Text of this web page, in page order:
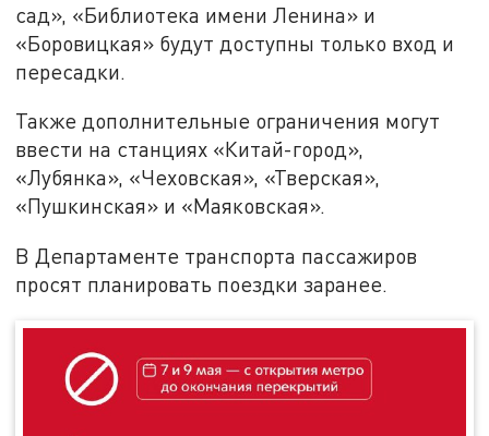
сад», «Библиотека имени Ленина» и
«Боровицкая» будут доступны только вход и
пересадки.
Также дополнительные ограничения могут
ввести на станциях «Китай-город»,
«Лубянка», «Чеховская», «Тверская»,
«Пушкинская» и «Маяковская».
В Департаменте транспорта пассажиров
просят планировать поездки заранее.